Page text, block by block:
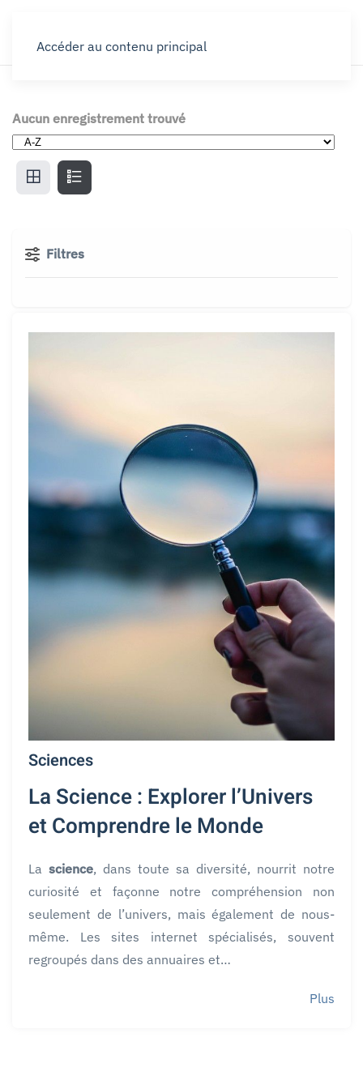
Accéder au contenu principal
Aucun enregistrement trouvé
Filtres
Sciences
La Science : Explorer l’Univers
et Comprendre le Monde
La science, dans toute sa diversité, nourrit notre
curiosité et façonne notre compréhension non
seulement de l’univers, mais également de nous-
même. Les sites internet spécialisés, souvent
regroupés dans des annuaires et…
Plus